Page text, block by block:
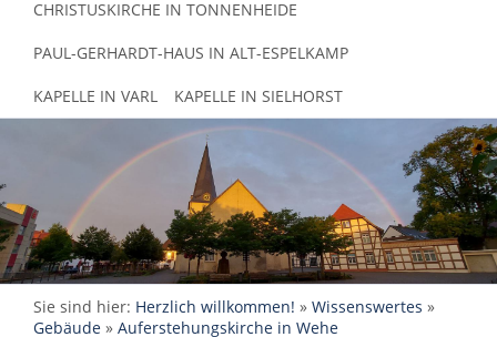
CHRISTUSKIRCHE IN TONNENHEIDE
PAUL-GERHARDT-HAUS IN ALT-ESPELKAMP
KAPELLE IN VARL KAPELLE IN SIELHORST
Sie sind hier: Herzlich willkommen! » Wissenswertes »
Gebäude » Auferstehungskirche in Wehe